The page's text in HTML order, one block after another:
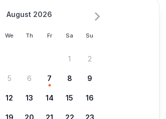
We Th Fr Sa Su
August 2026
1 2
5 6 7 8 9
12 13 14 15 16
19 20 21 22 23